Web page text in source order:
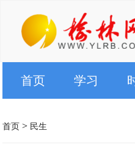
首页 学习
首页 > 民生